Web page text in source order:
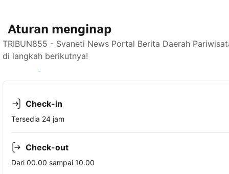
Aturan menginap
TRIBUN855 - Svaneti News Portal Berita Daerah
di langkah berikutnya!
Lihat ketersediaan
Check-in
Tersedia 24 jam
Check-out
Dari 00.00 sampai 10.00